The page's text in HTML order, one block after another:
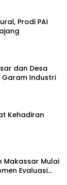
Prodi PAI
dan Desa
Garam Industri
Kehadiran
Makassar Mulai
Evaluasi